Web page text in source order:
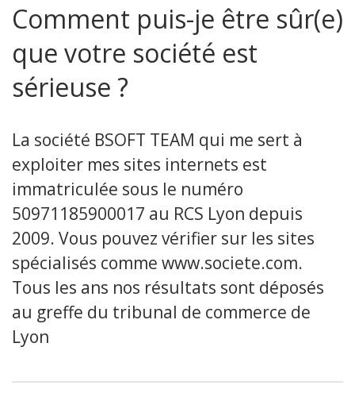
Comment puis-je être sûr(e)
que votre société est
sérieuse ?
La société BSOFT TEAM qui me sert à
exploiter mes sites internets est
immatriculée sous le numéro
50971185900017 au RCS Lyon depuis
2009. Vous pouvez vérifier sur les sites
spécialisés comme www.societe.com.
Tous les ans nos résultats sont déposés
au greffe du tribunal de commerce de
Lyon